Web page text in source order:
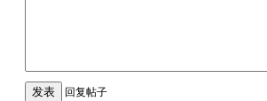
回复帖子